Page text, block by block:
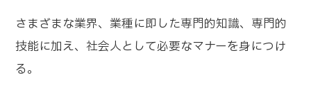
さまざまな業界、業種に即した専門的知識、専門的
技能に加え、社会人として必要なマナーを身につけ
る。